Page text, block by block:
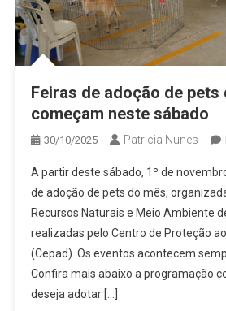
Feiras de adoção de pets
começam neste sábado
30/10/2025 Patricia Nunes
A partir deste sábado, 1º de
de adoção de pets do mês,
Recursos Naturais e Meio Ambiente
realizadas pelo Centro de Proteção
(Cepad). Os eventos acontecem
Confira mais abaixo a programação
deseja adotar […]